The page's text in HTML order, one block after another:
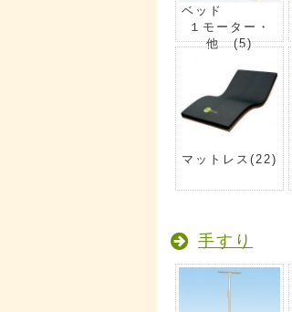
ベッド
１モーター・
他(5)
マットレス (22)
手すり